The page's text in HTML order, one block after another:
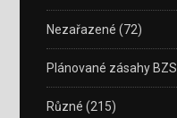
Nezařazené (72)
Plánované zásahy BZS
Různé (215)